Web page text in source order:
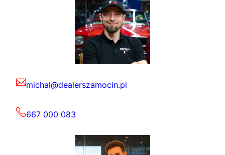
michal@dealerszamocin.pl
667 000 083